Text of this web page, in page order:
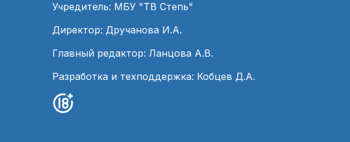
Учредитель: МБУ "ТВ Степь"
Директор: Дручанова И.А.
Главный редактор: Ланцова А.В.
Разработка и техподдержка: Кобцев Д.А.